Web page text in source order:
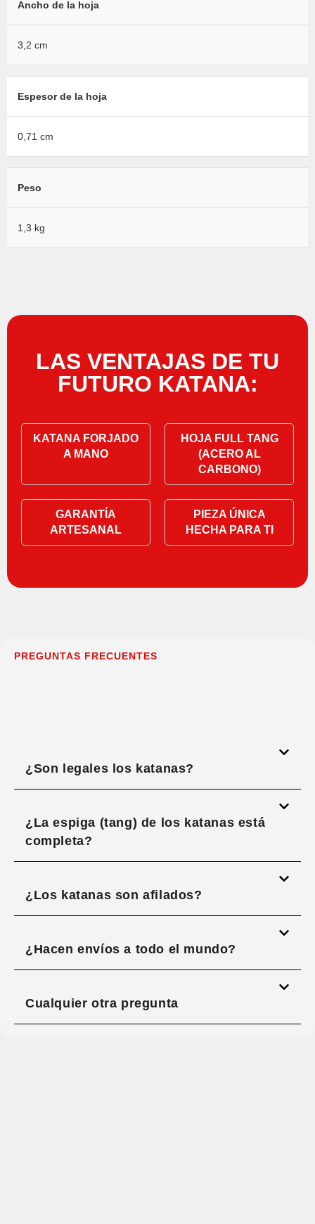
Ancho de la hoja
3,2 cm
Espesor de la hoja
0,71 cm
Peso
1,3 kg
LAS VENTAJAS DE TU
FUTURO KATANA:
KATANA FORJADO
A MANO
HOJA FULL TANG
(ACERO AL
CARBONO)
GARANTÍA
ARTESANAL
PIEZA ÚNICA
HECHA PARA TI
PREGUNTAS FRECUENTES
¿Son legales los katanas?
¿La espiga (tang) de los katanas está
completa?
¿Los katanas son afilados?
¿Hacen envíos a todo el mundo?
Cualquier otra pregunta